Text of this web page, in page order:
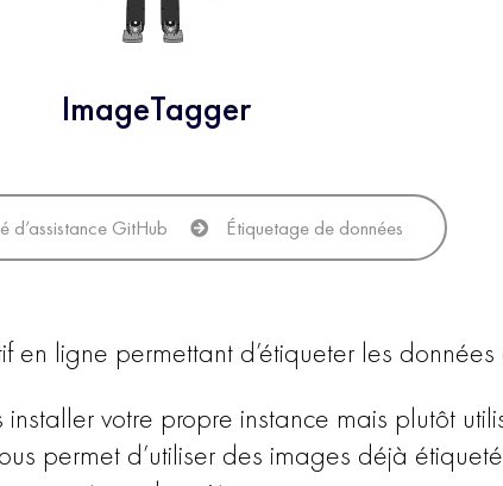
ImageTagger
d’assistance GitHub Étiquetage de données
en ligne permettant d’étiqueter les données
votre propre instance mais plutôt
permet d’utiliser des images déjà